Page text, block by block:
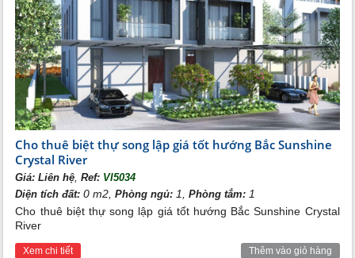
Cho thuê biệt thự song lập giá tốt hướng Bắc Sunshine
Crystal River
Giá:Liên hệ,Ref: VI5034
Diện tích đất: 0 m2,Phòng ngủ: 1,Phòng tắm: 1
Cho thuê biệt thự song lập giá tốt hướng Bắc Sunshine Crystal
River
Xem chi tiết Thêm vào giỏ hàng